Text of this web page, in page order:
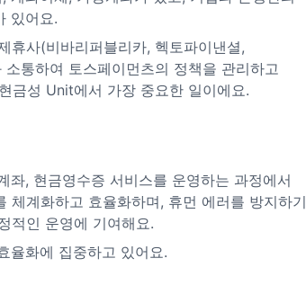
있어요.
휴사(비바리퍼블리카, 헥토파이낸셜,
통하여 토스페이먼츠의 정책을 관리하고
금성 Unit에서 가장 중요한 일이에요.
좌, 현금영수증 서비스를 운영하는 과정에서
체계화하고 효율화하며, 휴먼 에러를 방지하기
적인 운영에 기여해요.
율화에 집중하고 있어요.